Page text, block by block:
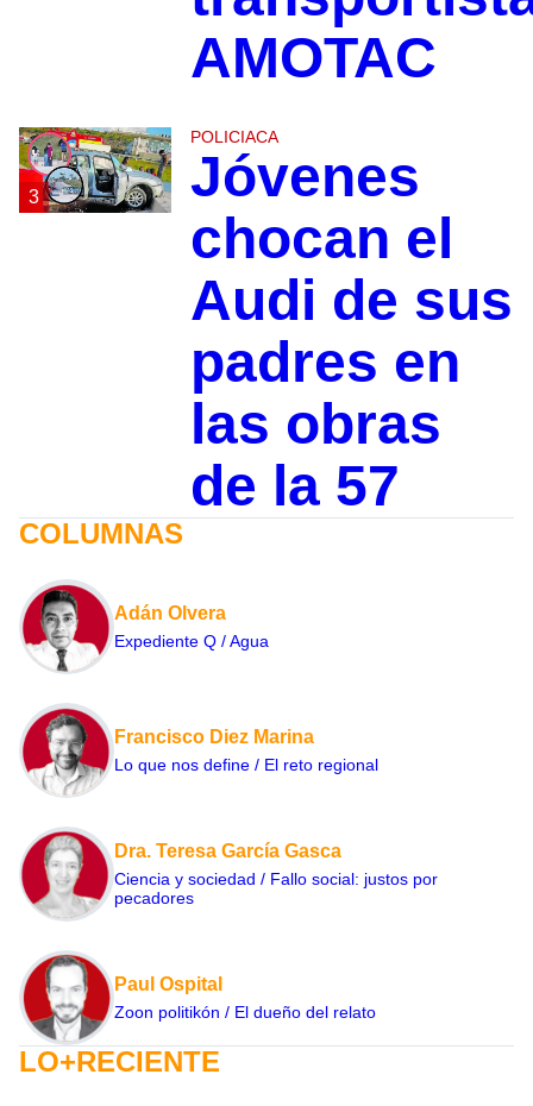
AMOTAC
3
POLICIACA
Jóvenes
chocan el
Audi de sus
padres en
las obras
de la 57
COLUMNAS
Adán Olvera
Expediente Q / Agua
Francisco Diez Marina
Lo que nos define / El reto regional
Dra. Teresa García Gasca
Ciencia y sociedad / Fallo social: justos por
pecadores
Paul Ospital
Zoon politikón / El dueño del relato
LO+RECIENTE